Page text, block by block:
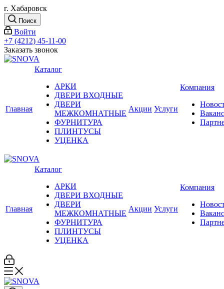
г. Хабаровск
Поиск
Войти
+7 (4212) 45-11-00
Заказать звонок
Главная
Каталог
АРКИ
ДВЕРИ ВХОДНЫЕ
ДВЕРИ
МЕЖКОМНАТНЫЕ
ФУРНИТУРА
ПЛИНТУСЫ
УЦЕНКА
Акции Услуги
Компания
Главная
Каталог
АРКИ
ДВЕРИ ВХОДНЫЕ
ДВЕРИ
МЕЖКОМНАТНЫЕ
ФУРНИТУРА
ПЛИНТУСЫ
УЦЕНКА
Акции Услуги
Компания